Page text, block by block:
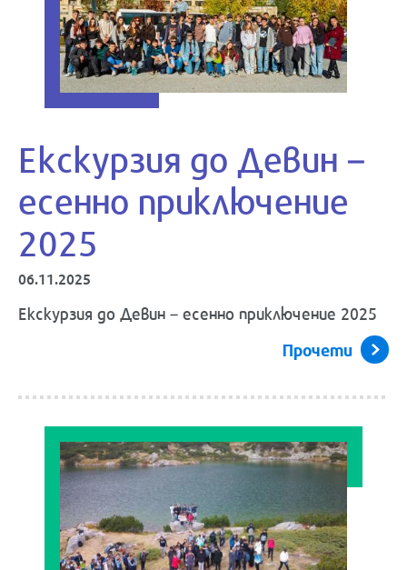
Екскурзия до Девин –
есенно приключение
2025
06.11.2025
Екскурзия до Девин – есенно приключение 2025
Прочети